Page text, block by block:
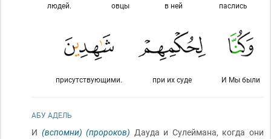
паслись
в ней
овцы
людей.
И Мы были
при их суде
присутствующими.
АБУ АДЕЛЬ
И (вспомни) (пророков) Дауда и Сулеймана, когда они